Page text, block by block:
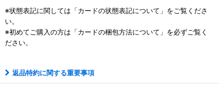
※状態表記に関しては「カードの状態表記について」をご覧くださ
い。
※初めてご購入の方は「カードの梱包方法について」を必ずご覧く
ださい。
返品特約に関する重要事項